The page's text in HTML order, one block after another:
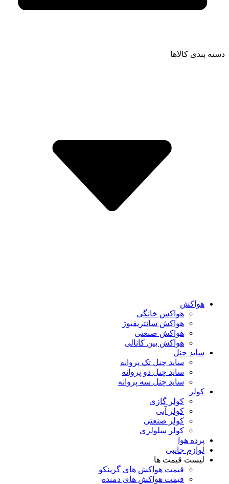
دسته بندی کالاها
هواکش
هواکش خانگی
هواکش سانتریفیوژ
هواکش صنعتی
هواکش بین کانالی
ساید چنل
ساید چنل تک پروانه
ساید چنل دو پروانه
ساید چنل سه پروانه
کولر
کولر گازی
کولر آبی
کولر صنعتی
کولر سلولزی
پرده هوا
لوازم جانبی
لیست قیمت ها
قیمت هواکش های گرینکو
قیمت هواکش های دمنده